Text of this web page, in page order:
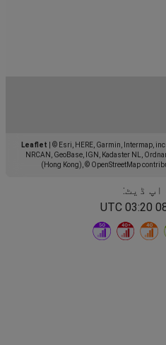
Leaflet
© Esri, HERE, Garmin, Intermap,
NRCAN, GeoBase, IGN, Kadaster NL,
(Hong Kong), © OpenStreetMap
اپ ڈیٹ:
08/